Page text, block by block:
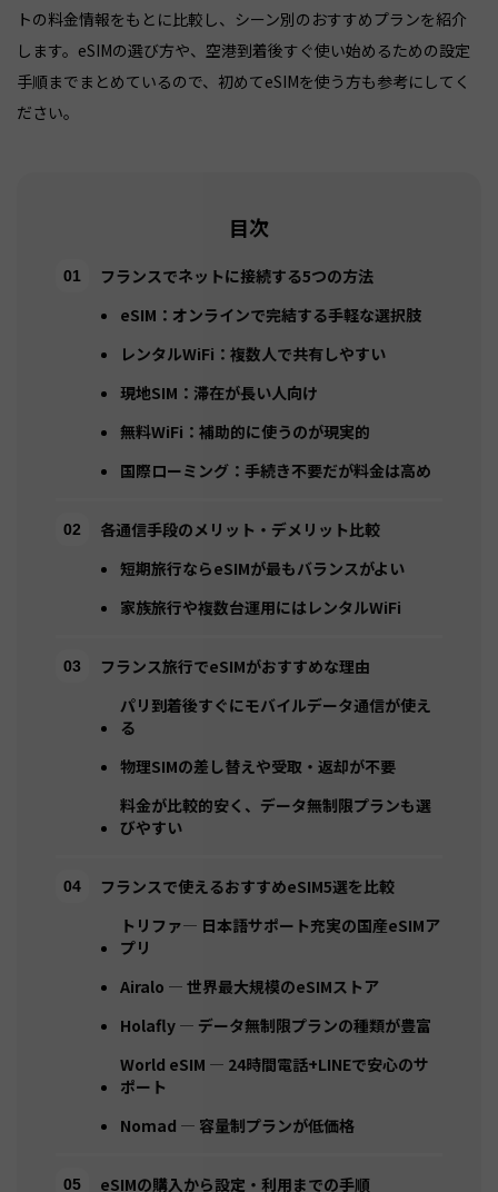
トの料金情報をもとに比較し、シーン別のおすすめプランを紹介
します。eSIMの選び方や、空港到着後すぐ使い始めるための設定
手順までまとめているので、初めてeSIMを使う方も参考にしてく
ださい。
目次
フランスでネットに接続する5つの方法
eSIM：オンラインで完結する手軽な選択肢
レンタルWiFi：複数人で共有しやすい
現地SIM：滞在が長い人向け
無料WiFi：補助的に使うのが現実的
国際ローミング：手続き不要だが料金は高め
各通信手段のメリット・デメリット比較
短期旅行ならeSIMが最もバランスがよい
家族旅行や複数台運用にはレンタルWiFi
フランス旅行でeSIMがおすすめな理由
パリ到着後すぐにモバイルデータ通信が使え
る
物理SIMの差し替えや受取・返却が不要
料金が比較的安く、データ無制限プランも選
びやすい
フランスで使えるおすすめeSIM5選を比較
トリファ— 日本語サポート充実の国産eSIMア
プリ
Airalo — 世界最大規模のeSIMストア
Holafly — データ無制限プランの種類が豊富
World eSIM — 24時間電話+LINEで安心のサ
ポート
Nomad — 容量制プランが低価格
eSIMの購入から設定・利用までの手順